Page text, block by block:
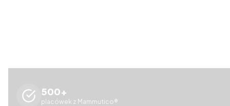
500+
placówek z Mammutico®